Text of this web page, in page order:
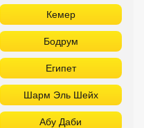
Кемер
Бодрум
Египет
Шарм Эль Шейх
Абу Даби